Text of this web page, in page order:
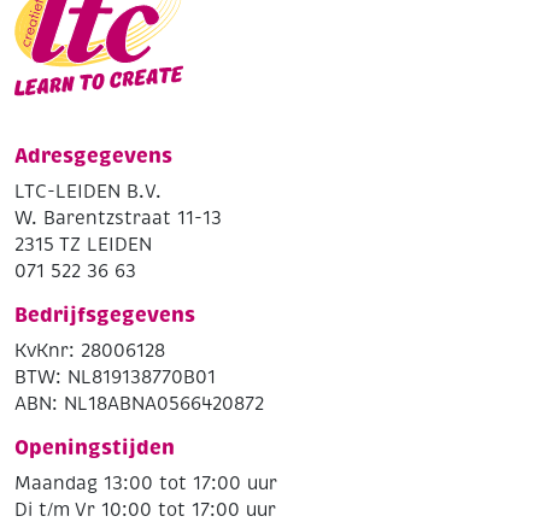
Adresgegevens
LTC-LEIDEN B.V.
W. Barentzstraat 11-13
2315 TZ LEIDEN
071 522 36 63
Bedrijfsgegevens
KvKnr: 28006128
BTW: NL819138770B01
ABN: NL18ABNA0566420872
Openingstijden
Maandag 13:00 tot 17:00 uur
Di t/m Vr 10:00 tot 17:00 uur